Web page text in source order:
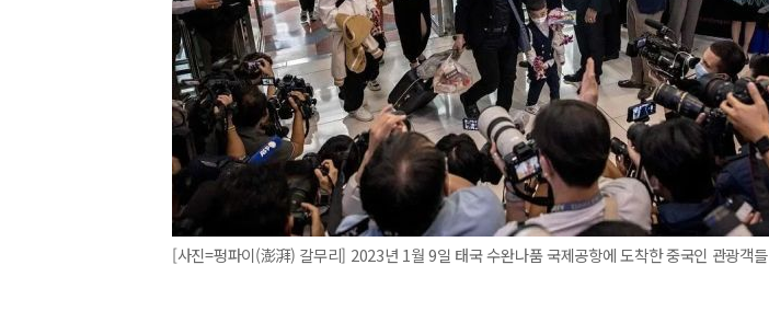
[사진=펑파이(澎湃) 갈무리] 2023년 1월 9일 태국 수완나품 국제공항에 도착한 중국인 관광객들